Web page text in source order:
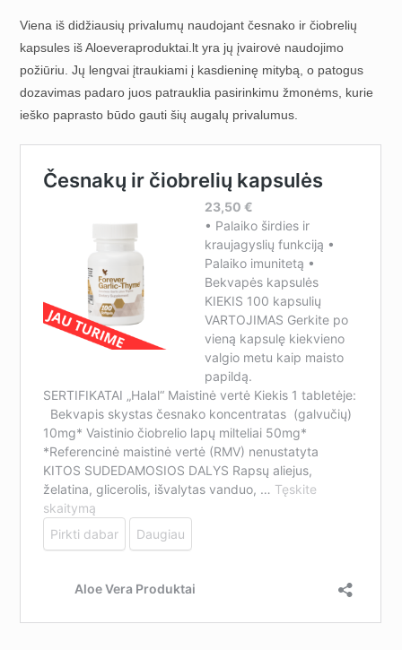
Viena iš didžiausių privalumų naudojant česnako ir čiobrelių
kapsules iš Aloeveraproduktai.lt yra jų įvairovė naudojimo
požiūriu. Jų lengvai įtraukiami į kasdieninę mitybą, o patogus
dozavimas padaro juos patrauklia pasirinkimu žmonėms, kurie
ieško paprasto būdo gauti šių augalų privalumus.